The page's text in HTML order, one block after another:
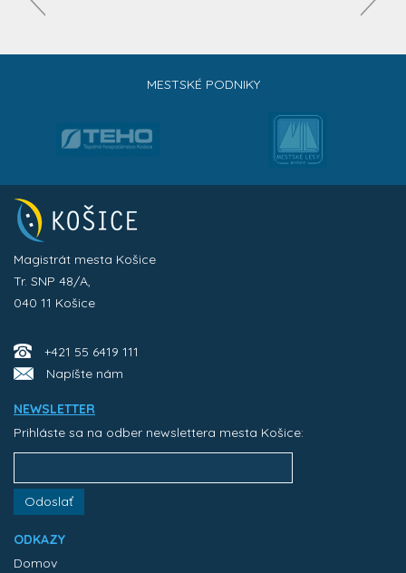
MESTSKÉ PODNIKY
Magistrát mesta Košice
Tr. SNP 48/A,
040 11 Košice
+421 55 6419 111
Napíšte nám
NEWSLETTER
Prihláste sa na odber newslettera mesta Košice:
Odoslať
ODKAZY
Domov